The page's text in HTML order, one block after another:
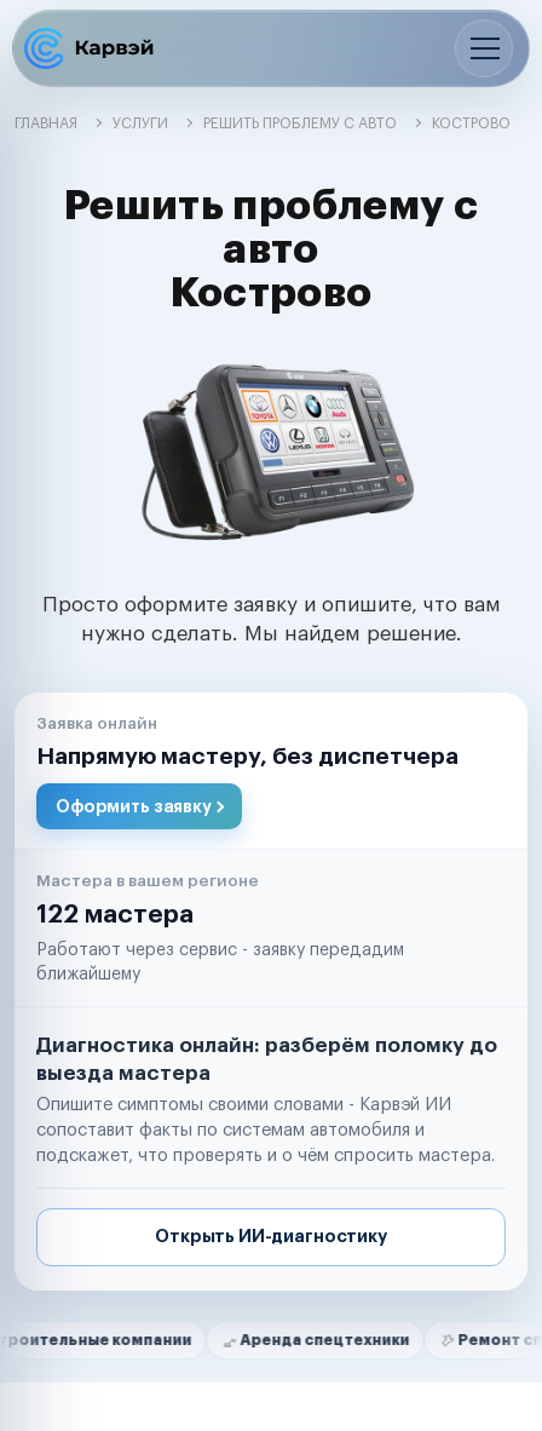
ГЛАВНАЯ УСЛУГИ РЕШИТЬ ПРОБЛЕМУ С АВТО КОСТРОВО
Решить проблему с
авто
Кострово
Просто оформите заявку и опишите, что вам
нужно сделать. Мы найдем решение.
Заявка онлайн
Напрямую мастеру, без диспетчера
Оформить заявку
Мастера в вашем регионе
122 мастера
Работают через сервис - заявку передадим
ближайшему
Диагностика онлайн: разберём поломку до
выезда мастера
Опишите симптомы своими словами - Карвэй ИИ
сопоставит факты по системам автомобиля и
подскажет, что проверять и о чём спросить мастера.
Открыть ИИ-диагностику
Нам доверяют
компании Аренда спецтехники Ремонт спецтехники
Маркетплейсы